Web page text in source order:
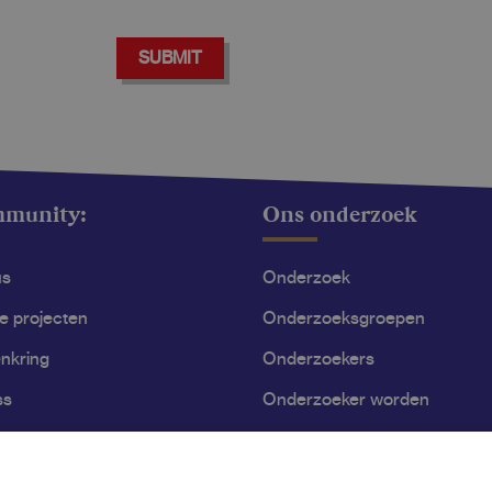
SUBMIT
projecten
Ons onderzoek
Onderzoek
Onderzoeksgroepen
Onderzoekers
Onderzoeker worden